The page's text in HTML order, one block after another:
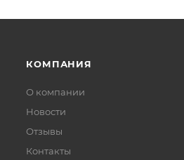
КОМПАНИЯ
О компании
Новости
Отзывы
Контакты